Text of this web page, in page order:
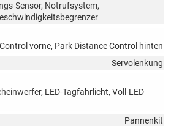
Sensor, Notrufsystem,
vorne, Park Distance Control hinten
Servolenkung
LED-Tagfahrlicht, Voll-LED
Pannenkit